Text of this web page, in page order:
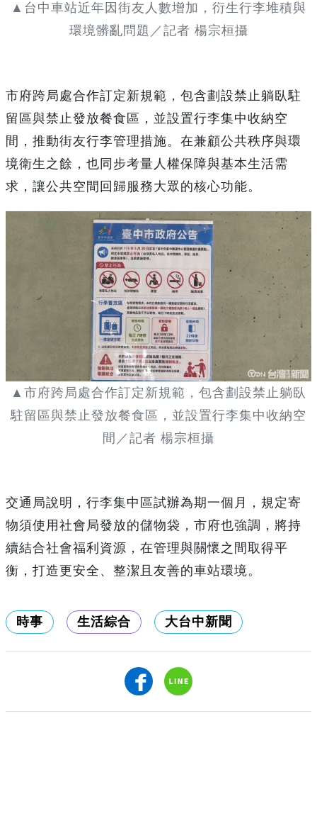
▲台中車站近年因街友人數增加，衍生行李堆積與
環境髒亂問題／記者 楊宗桓攝
市府跨局處合作訂定新規範，包含劃設禁止躺臥駐
留區與禁止發放餐食區，並設置行李集中收納空
間，推動街友行李管理措施。在兼顧公共秩序與環
境衛生之餘，也同步考量人權保障與基本生活需
求，讓公共空間回歸服務大眾的核心功能。
▲市府跨局處合作訂定新規範，包含劃設禁止躺臥
駐留區與禁止發放餐食區，並設置行李集中收納空
間／記者 楊宗桓攝
交通局說明，行李集中區試辦為期一個月，規定寄
物須使用社會局發放的儲物袋，市府也強調，將持
續結合社會福利資源，在管理與關懷之間取得平
衡，打造更安全、整潔且友善的車站環境。
時事 生活綜合 大台中新聞